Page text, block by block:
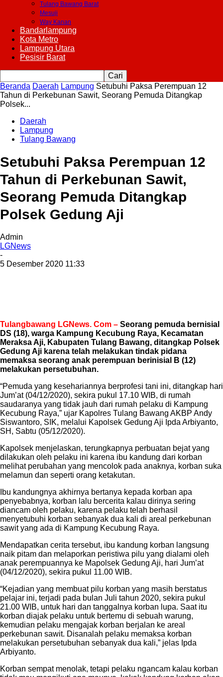
Tulang Bawang Barat
Mesuji
Way Kanan
Bandarlampung
Kota Metro
Lampung Utara
Pesisir Barat
Beranda Daerah Lampung Setubuhi Paksa Perempuan 12
Tahun di Perkebunan Sawit, Seorang Pemuda Ditangkap
Polsek...
Daerah
Lampung
Tulang Bawang
Setubuhi Paksa Perempuan 12
Tahun di Perkebunan Sawit,
Seorang Pemuda Ditangkap
Polsek Gedung Aji
Admin
LGNews
-
5 Desember 2020 11:33
Tulangbawang LGNews. Com – Seorang pemuda bernisial
DS (18), warga Kampung Kecubung Raya, Kecamatan
Meraksa Aji, Kabupaten Tulang Bawang, ditangkap Polsek
Gedung Aji karena telah melakukan tindak pidana
memaksa seorang anak perempuan berinisial B (12)
melakukan persetubuhan.
“Pemuda yang kesehariannya berprofesi tani ini, ditangkap hari
Jum’at (04/12/2020), sekira pukul 17.10 WIB, di rumah
saudaranya yang tidak jauh dari rumah pelaku di Kampung
Kecubung Raya,” ujar Kapolres Tulang Bawang AKBP Andy
Siswantoro, SIK, melalui Kapolsek Gedung Aji Ipda Arbiyanto,
SH, Sabtu (05/12/2020).
Kapolsek menjelaskan, terungkapnya perbuatan bejat yang
dilakukan oleh pelaku ini karena ibu kandung dari korban
melihat perubahan yang mencolok pada anaknya, korban suka
melamun dan seperti orang ketakutan.
Ibu kandungnya akhirnya bertanya kepada korban apa
penyebabnya, korban lalu bercerita kalau dirinya sering
diancam oleh pelaku, karena pelaku telah berhasil
menyetubuhi korban sebanyak dua kali di areal perkebunan
sawit yang ada di Kampung Kecubung Raya.
Mendapatkan cerita tersebut, ibu kandung korban langsung
naik pitam dan melaporkan peristiwa pilu yang dialami oleh
anak perempuannya ke Mapolsek Gedung Aji, hari Jum’at
(04/12/2020), sekira pukul 11.00 WIB.
“Kejadian yang membuat pilu korban yang masih berstatus
pelajar ini, terjadi pada bulan Juli tahun 2020, sekira pukul
21.00 WIB, untuk hari dan tanggalnya korban lupa. Saat itu
korban diajak pelaku untuk bertemu di sebuah warung,
kemudian pelaku mengajak korban berjalan ke areal
perkebunan sawit. Disanalah pelaku memaksa korban
melakukan persetubuhan sebanyak dua kali,” jelas Ipda
Arbiyanto.
Korban sempat menolak, tetapi pelaku ngancam kalau korban